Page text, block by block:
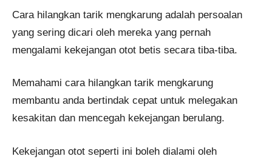
Cara hilangkan tarik mengkarung adalah persoalan
yang sering dicari oleh mereka yang pernah
mengalami kekejangan otot betis secara tiba-tiba.
Memahami cara hilangkan tarik mengkarung
membantu anda bertindak cepat untuk melegakan
kesakitan dan mencegah kekejangan berulang.
Kekejangan otot seperti ini boleh dialami oleh